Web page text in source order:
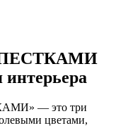
— это три
цветами,